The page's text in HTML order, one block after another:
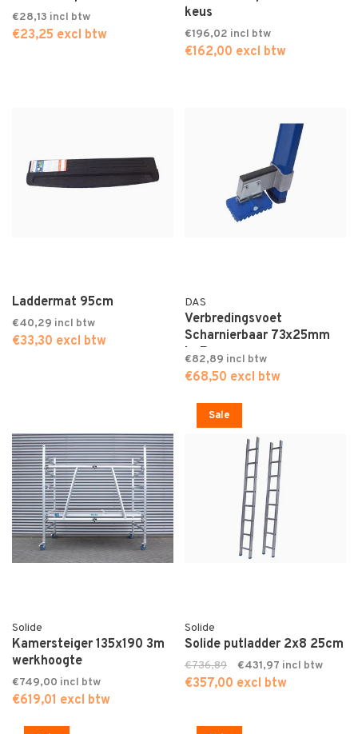
€28,13
€23,25 excl btw
keus
€196,02
€162,00 excl btw
Laddermat 95cm
€40,29
€33,30 excl btw
DAS
Verbredingsvoet
Scharnierbaar 73x25mm
L+R
€82,89
€68,50 excl btw
Solide
Kamersteiger 135x190 3m
werkhoogte
€749,00
€619,01 excl btw
Sale
Solide
Solide putladder 2x8 25cm
€736,89 €431,97
€357,00 excl btw